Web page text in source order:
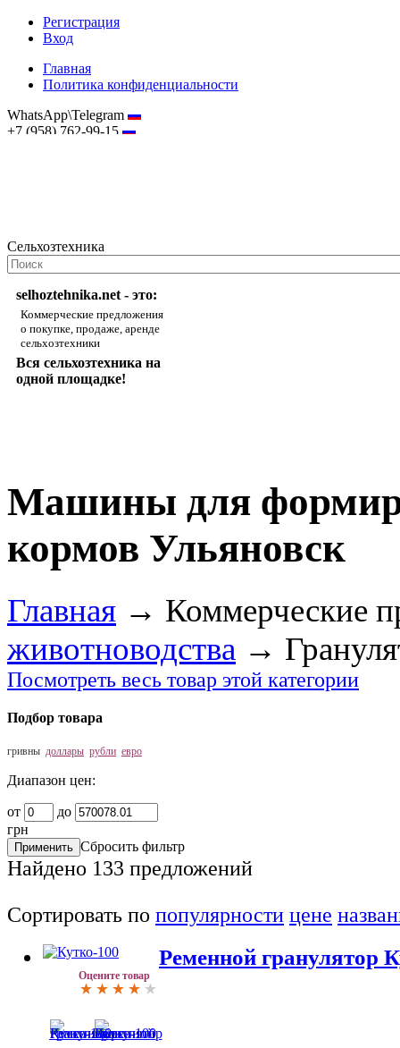
Регистрация
Вход
Главная
Политика конфиденциальности
WhatsApp\Telegram
+7 (958) 762-99-15
Сельхозтехника
selhoztehnika.net - это:
Коммерческие предложения
о покупке, продаже, аренде
сельхозтехники
Вся сельхозтехника на
одной площадке!
Машины для
кормов Ульяновск
Главная → Коммерческие
животноводства →
Посмотреть весь товар этой категории
Подбор товара
гривны доллары рубли евро
Диапазон цен:
от
до
грн
Сбросить фильтр
Найдено 133 предложений
Сортировать по популярности цене
Оцените товар
Ременной гранулятор